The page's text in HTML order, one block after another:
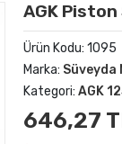
AGK
Ürün Kodu: 1095
Marka: Süveyda
Kategori: AGK
646,27